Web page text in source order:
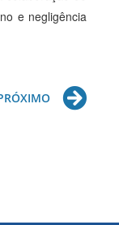
e negligência